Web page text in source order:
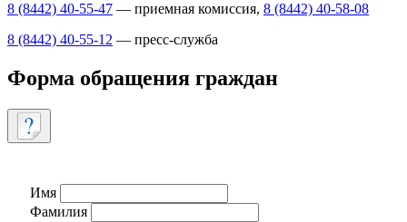
8 (8442) 40-55-47 — приемная комиссия, 8 (8442) 40-58-08
8 (8442) 40-55-12 — пресс-служба
Форма обращения граждан
Имя
Фамилия